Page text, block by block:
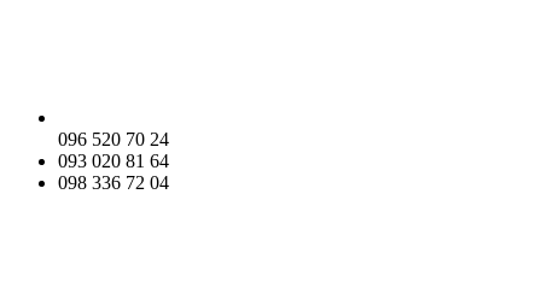
096 520 70 24
093 020 81 64
098 336 72 04